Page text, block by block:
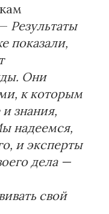
Результаты
показали,
Они
к которым
знания,
надеемся,
и эксперты
дела —
свой